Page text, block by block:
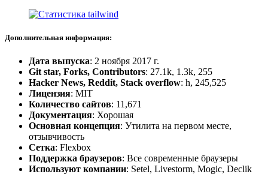
Дополнительная информация:
Дата выпуска: 2 ноября 2017 г.
Git star, Forks, Contributors: 27.1k, 1.3k, 255
Hacker News, Reddit, Stack overflow: h, 245,525
Лицензия: MIT
Количество сайтов: 11,671
Документация: Хорошая
Основная концепция: Утилита на первом месте,
отзывчивость
Сетка: Flexbox
Поддержка браузеров: Все современные браузеры
Используют компании: Setel, Livestorm, Mogic, Declik